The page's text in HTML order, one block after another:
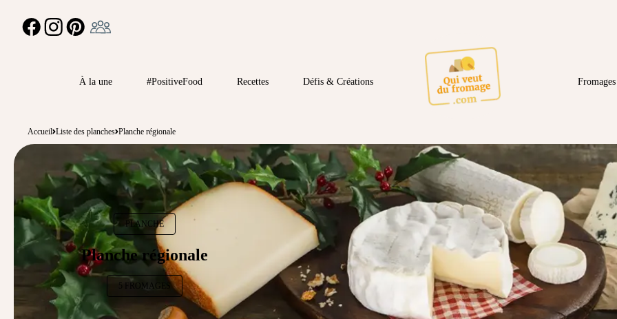
FACEBOOKINSTAGRAMPINTEREST
À la une #PositiveFood Recettes Défis & Créations
Accueil Liste des planches Planche régionale
PLANCHE
Planche régionale
5 FROMAGES